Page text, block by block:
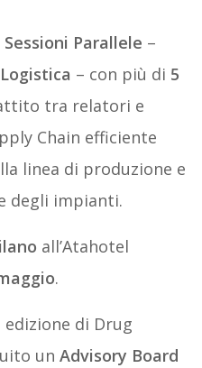
Sessioni Parallele –
– con più di 5
tra relatori e
Chain efficiente
linea di produzione e
degli impianti.
all’Atahotel
.
edizione di Drug
un Advisory Board